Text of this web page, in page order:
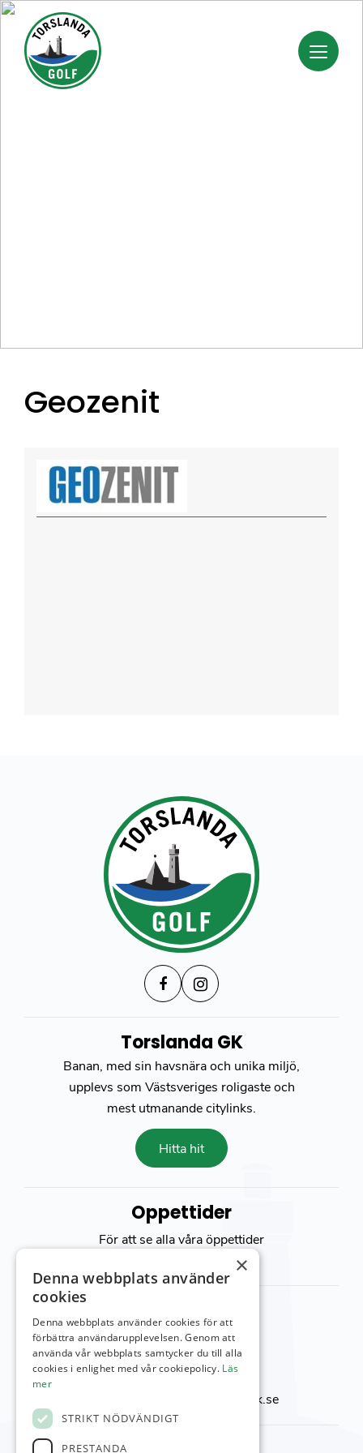
Geozenit
Torslanda GK
Banan, med sin havsnära och unika miljö,
upplevs som Västsveriges roligaste och
mest utmanande citylinks.
Hitta hit
Öppettider
För att se alla våra öppettider
kontakt sida
Viktor Setterbergs väg 5
423 38 Torslanda
Telefon:031-92 00 24
reception@torslandagk.se
×
Denna webbplats använder
cookies
Denna webbplats använder cookies för att
förbättra användarupplevelsen. Genom att
använda vår webbplats samtycker du till alla
cookies i enlighet med vår cookiepolicy. Läs
mer
STRIKT NÖDVÄNDIGT
PRESTANDA